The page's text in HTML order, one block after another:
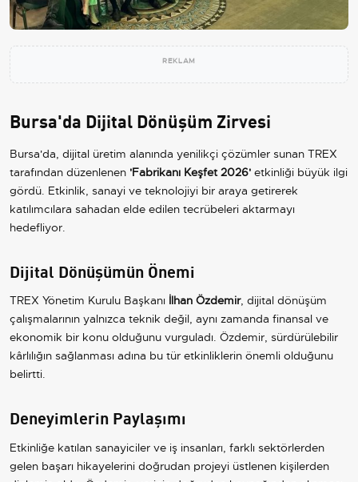
REKLAM
Bursa'da Dijital Dönüşüm Zirvesi
Bursa'da, dijital üretim alanında yenilikçi çözümler sunan TREX
tarafından düzenlenen 'Fabrikanı Keşfet 2026' etkinliği büyük ilgi
gördü. Etkinlik, sanayi ve teknolojiyi bir araya getirerek
katılımcılara sahadan elde edilen tecrübeleri aktarmayı
hedefliyor.
Dijital Dönüşümün Önemi
TREX Yönetim Kurulu Başkanı İlhan Özdemir, dijital dönüşüm
çalışmalarının yalnızca teknik değil, aynı zamanda finansal ve
ekonomik bir konu olduğunu vurguladı. Özdemir, sürdürülebilir
kârlılığın sağlanması adına bu tür etkinliklerin önemli olduğunu
belirtti.
Deneyimlerin Paylaşımı
Etkinliğe katılan sanayiciler ve iş insanları, farklı sektörlerden
gelen başarı hikayelerini doğrudan projeyi üstlenen kişilerden